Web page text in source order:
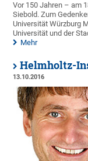
Vor 150 Jahren – am
Siebold. Zum
Universität Würzburg
Universität und der
Mehr
Helmholtz-
13.10.2016